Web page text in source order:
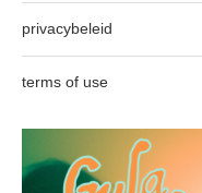
privacybeleid
terms of use